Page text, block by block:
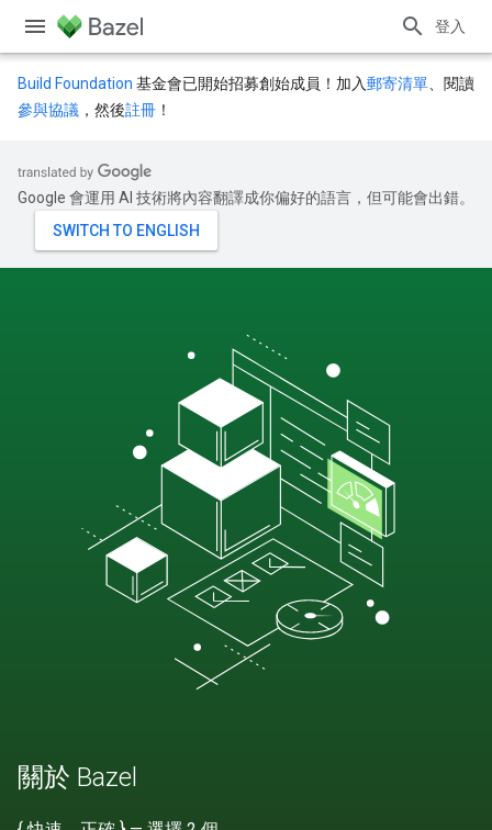
登入
Build Foundation 基金會已開始招募創始成員！加入郵寄清單 、閱讀
參與協議 ，然後註冊 ！
Google 會運用 AI 技術將內容翻譯成你偏好的語言，但可能會出錯。
關於 Bazel